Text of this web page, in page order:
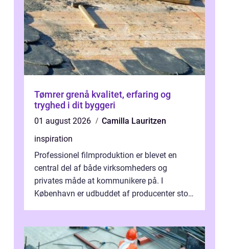
Tømrer grenå kvalitet, erfaring og
tryghed i dit byggeri
01 august 2026
Camilla Lauritzen
inspiration
Professionel filmproduktion er blevet en
central del af både virksomheders og
privates måde at kommunikere på. I
København er udbuddet af producenter stort,